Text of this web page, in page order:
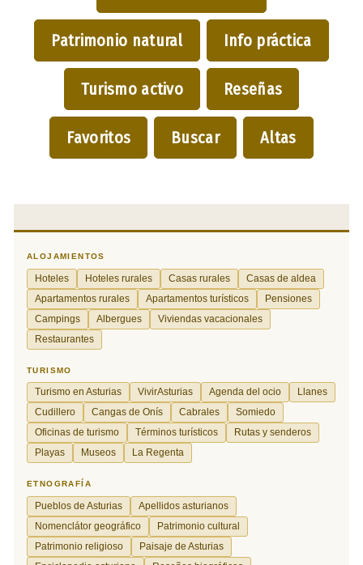
Patrimonio natural Info práctica
Turismo activo Reseñas
Favoritos Buscar Altas